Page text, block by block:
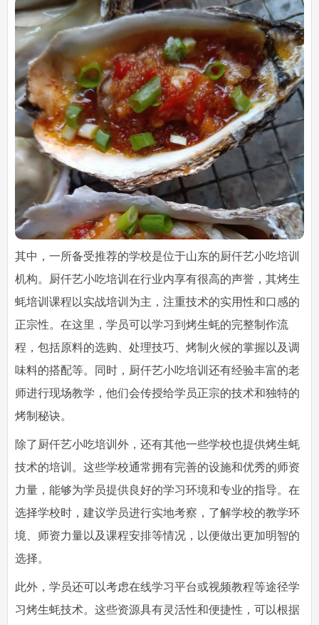
其中，一所备受推荐的学校是位于山东的厨仟艺小吃培训
机构。厨仟艺小吃培训在行业内享有很高的声誉，其烤生
蚝培训课程以实战培训为主，注重技术的实用性和口感的
正宗性。在这里，学员可以学习到烤生蚝的完整制作流
程，包括原料的选购、处理技巧、烤制火候的掌握以及调
味料的搭配等。同时，厨仟艺小吃培训还有经验丰富的老
师进行现场教学，他们会传授给学员正宗的技术和独特的
烤制秘诀。
除了厨仟艺小吃培训外，还有其他一些学校也提供烤生蚝
技术的培训。这些学校通常拥有完善的设施和优秀的师资
力量，能够为学员提供良好的学习环境和专业的指导。在
选择学校时，建议学员进行实地考察，了解学校的教学环
境、师资力量以及课程安排等情况，以便做出更加明智的
选择。
此外，学员还可以考虑在线学习平台或视频教程等途径学
习烤生蚝技术。这些资源具有灵活性和便捷性，可以根据